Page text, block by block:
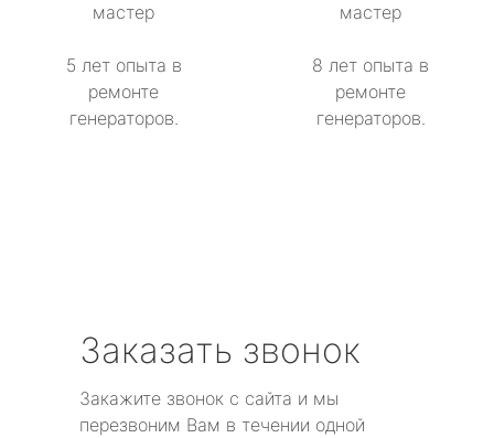
мастер
5 лет опыта в
ремонте
генераторов.
мастер
8 лет опыта в
ремонте
генераторов.
Заказать звонок
Закажите звонок с сайта и мы
перезвоним Вам в течении одной